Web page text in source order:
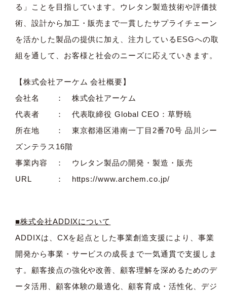
る」ことを目指しています。ウレタン製造技術や評価技
術、設計から加工・販売まで一貫したサプライチェーン
を活かした製品の提供に加え、注力しているESGへの取
組を通して、お客様と社会のニーズに応えていきます。
【株式会社アーケム 会社概要】
会社名 ： 株式会社アーケム
代表者 ： 代表取締役 Global CEO：草野暁
所在地 ： 東京都港区港南一丁目2番70号 品川シー
ズンテラス16階
事業内容 ： ウレタン製品の開発・製造・販売
URL ： https://www.archem.co.jp/
■株式会社ADDIXについて
ADDIXは、CXを起点とした事業創造支援により、事業
開発から事業・サービスの成長まで一気通貫で支援しま
す。顧客接点の強化や改善、顧客理解を深めるためのデ
ータ活用、顧客体験の最適化、顧客育成・活性化、デジ